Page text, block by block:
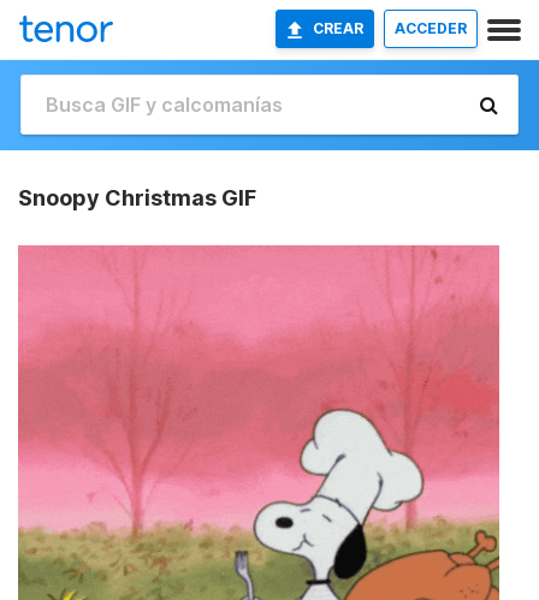
CREAR ACCEDER
Snoopy Christmas GIF